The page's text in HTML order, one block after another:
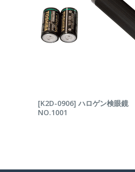
続きを読む
[K2D-0906] ハロゲン検眼鏡
NO.1001